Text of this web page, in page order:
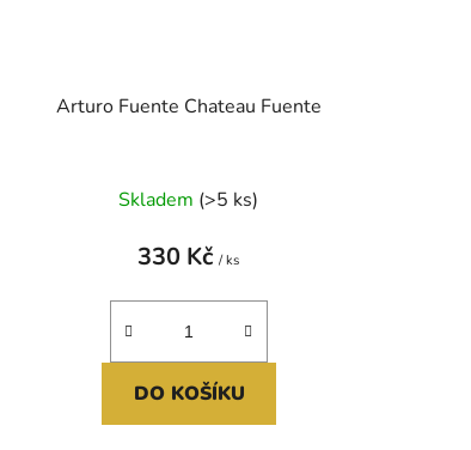
Arturo Fuente Chateau Fuente
Skladem (>5 ks)
330 Kč/ ks
DO KOŠÍKU